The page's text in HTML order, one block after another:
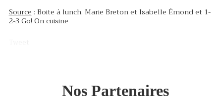
Source: Boite à lunch, Marie Breton et Isabelle Émond et 1-
2-3 Go! On cuisine
Nos Partenaires